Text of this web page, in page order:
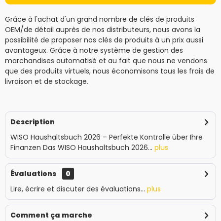
Grâce à l'achat d'un grand nombre de clés de produits
OEM/de détail auprès de nos distributeurs, nous avons la
possibilité de proposer nos clés de produits à un prix aussi
avantageux. Grâce à notre système de gestion des
marchandises automatisé et au fait que nous ne vendons
que des produits virtuels, nous économisons tous les frais de
livraison et de stockage.
Description
WISO Haushaltsbuch 2026 – Perfekte Kontrolle über Ihre
Finanzen Das WISO Haushaltsbuch 2026... plus
Évaluations
0
Lire, écrire et discuter des évaluations... plus
Comment ça marche